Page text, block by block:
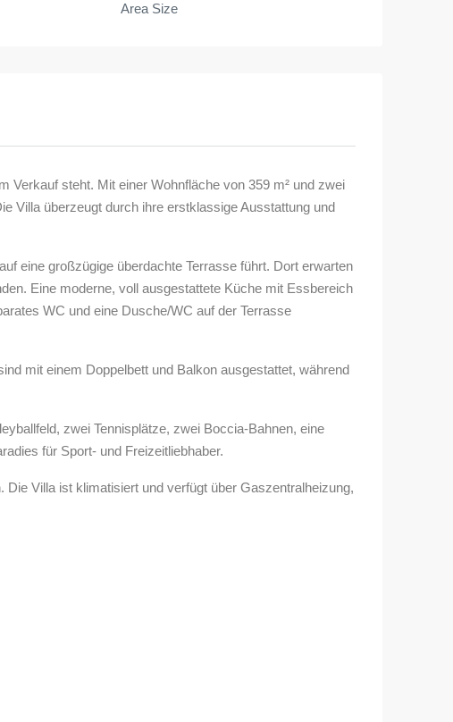
Area Size
Verkauf steht. Mit einer Wohnfläche von 359 m² und zwei
Villa überzeugt durch ihre erstklassige Ausstattung und
eine großzügige überdachte Terrasse führt. Dort erwarten
Eine moderne, voll ausgestattete Küche mit Essbereich
WC und eine Dusche/WC auf der Terrasse
mit einem Doppelbett und Balkon ausgestattet, während
zwei Tennisplätze, zwei Boccia-Bahnen, eine
für Sport- und Freizeitliebhaber.
Villa ist klimatisiert und verfügt über Gaszentralheizung,